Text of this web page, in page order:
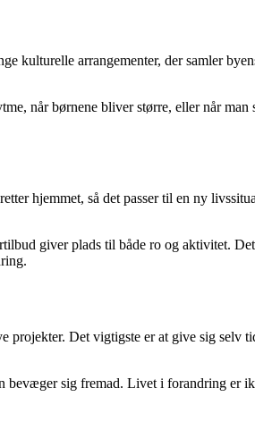
kulturelle arrangementer, der samler
når børnene bliver større, eller når man
hjemmet, så det passer til en ny
giver plads til både ro og aktivitet.
projekter. Det vigtigste er at give sig selv
bevæger sig fremad. Livet i forandring er